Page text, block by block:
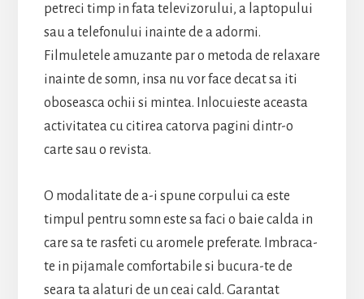
petreci timp in fata televizorului, a laptopului
sau a telefonului inainte de a adormi.
Filmuletele amuzante par o metoda de relaxare
inainte de somn, insa nu vor face decat sa iti
oboseasca ochii si mintea. Inlocuieste aceasta
activitatea cu citirea catorva pagini dintr-o
carte sau o revista.
O modalitate de a-i spune corpului ca este
timpul pentru somn este sa faci o baie calda in
care sa te rasfeti cu aromele preferate. Imbraca-
te in pijamale comfortabile si bucura-te de
seara ta alaturi de un ceai cald. Garantat